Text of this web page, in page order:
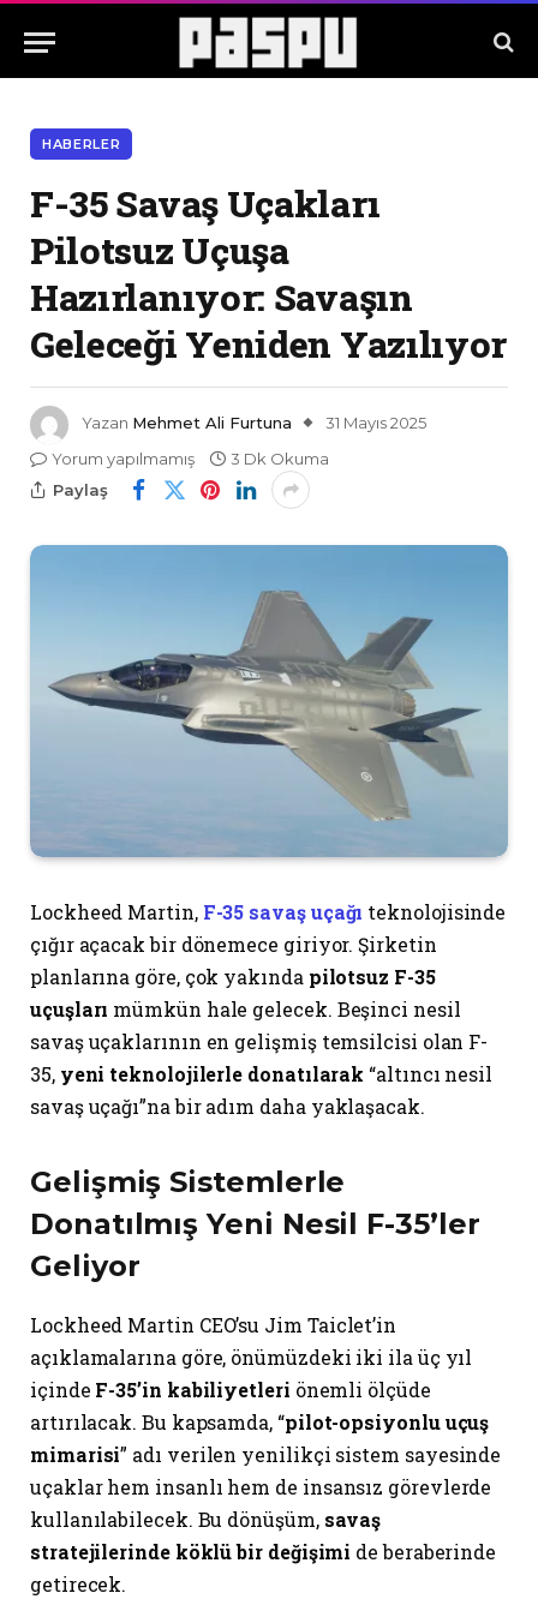
HABERLER
F-35 Savaş Uçakları
Pilotsuz Uçuşa
Hazırlanıyor: Savaşın
Geleceği Yeniden Yazılıyor
Yazan Mehmet Ali Furtuna
31 Mayıs 2025
Yorum yapılmamış
3 Dk Okuma
Paylaş
Lockheed Martin, F-35 savaş uçağı teknolojisinde
çığır açacak bir dönemece giriyor. Şirketin
planlarına göre, çok yakında pilotsuz F-35
uçuşları mümkün hale gelecek. Beşinci nesil
savaş uçaklarının en gelişmiş temsilcisi olan F-
35, yeni teknolojilerle donatılarak “altıncı nesil
savaş uçağı”na bir adım daha yaklaşacak.
Gelişmiş Sistemlerle
Donatılmış Yeni Nesil F-35’ler
Geliyor
Lockheed Martin CEO’su Jim Taiclet’in
açıklamalarına göre, önümüzdeki iki ila üç yıl
içinde F-35’in kabiliyetleri önemli ölçüde
artırılacak. Bu kapsamda, “pilot-opsiyonlu uçuş
mimarisi” adı verilen yenilikçi sistem sayesinde
uçaklar hem insanlı hem de insansız görevlerde
kullanılabilecek. Bu dönüşüm, savaş
stratejilerinde köklü bir değişimi de beraberinde
getirecek.